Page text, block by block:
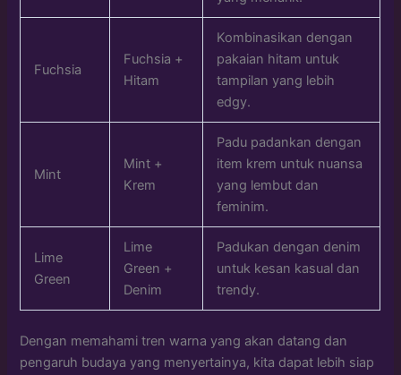
Fuchsia
Fuchsia +
Hitam
Kombinasikan dengan
pakaian hitam untuk
tampilan yang lebih
edgy.
Mint
Mint +
Krem
Padu padankan dengan
item krem untuk nuansa
yang lembut dan
feminim.
Lime
Green
Lime
Green +
Denim
Padukan dengan denim
untuk kesan kasual dan
trendy.
Dengan memahami tren warna yang akan datang dan
pengaruh budaya yang menyertainya, kita dapat lebih siap